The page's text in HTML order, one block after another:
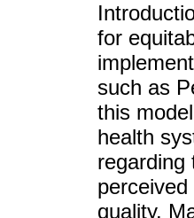
for
such as
this
health
regarding
quality.